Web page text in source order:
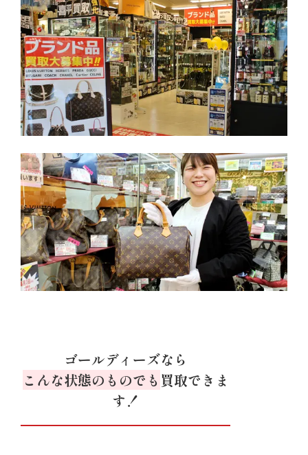
ゴールディーズなら
こんな状態のものでも 買取できま
す！